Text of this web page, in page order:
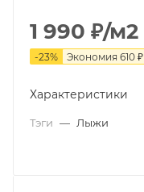
1 990 ₽/м2
-23% Экономия 610 ₽
Характеристики
Тэги — Лыжи